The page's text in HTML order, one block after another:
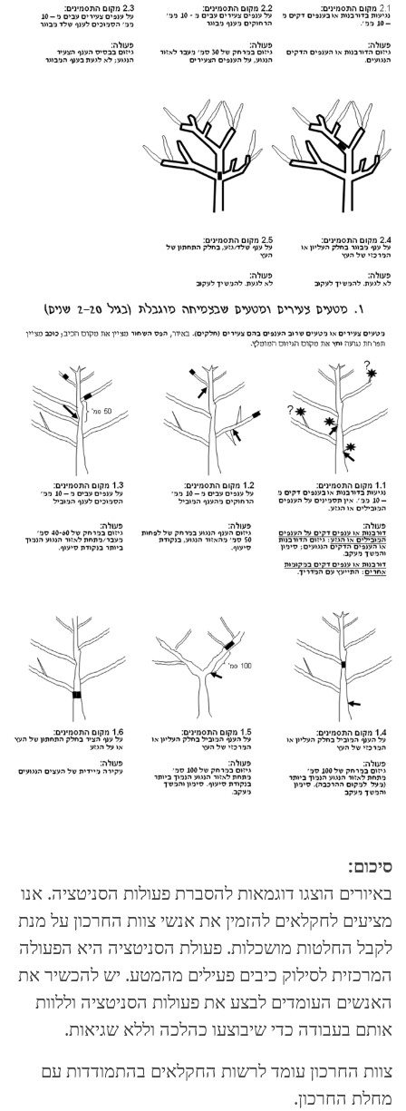
סיכום:
באיורים הוצגו דוגמאות להסברת פעולות הסניטציה. אנו
מציעים לחקלאים להזמין את אנשי צוות החרכון על מנת
לקבל החלטות מושכלות. פעולת הסניטציה היא הפעולה
המרכזית לסילוק כיבים פעילים מהמטע. יש להכשיר את
האנשים העומדים לבצע את פעולות הסניטציה וללוות
אותם בעבודה כדי שיבוצעו כהלכה וללא שגיאות.
צוות החרכון עומד לרשות החקלאים בהתמודדות עם
מחלת החרכון.